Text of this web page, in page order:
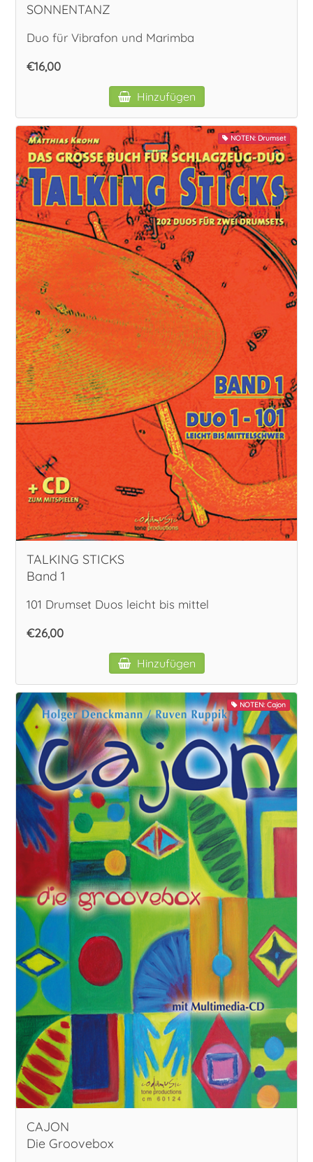
SONNENTANZ
Duo für Vibrafon und Marimba
€16,00
Hinzufügen
NOTEN: Drumset
TALKING STICKS
Band 1
101 Drumset Duos leicht bis mittel
€26,00
Hinzufügen
NOTEN: Cajon
CAJON
Die Groovebox